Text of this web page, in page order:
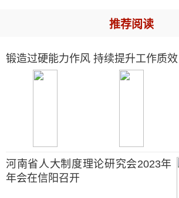
推荐阅读
锻造过硬能力作风 持续提升工作质效
河南省人大制度理论研究会2023年
年会在信阳召开